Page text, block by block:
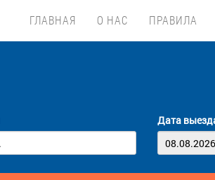
ГЛАВНАЯ О НАС ПРАВИЛА
Дата